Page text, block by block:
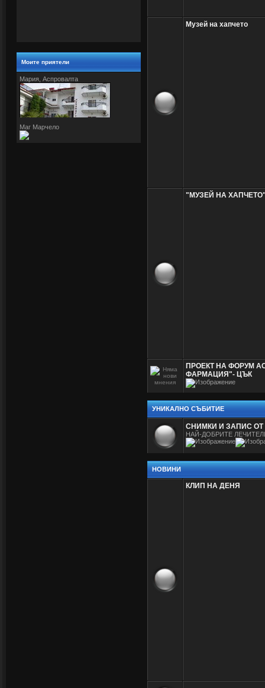
Моите приятели
Мария, Аспровалта
Маг Марчело
Музей на хапчето
"МУЗЕЙ НА
ПРОЕКТ НА ФОРУМ
ФАРМАЦИЯ"- ЦЪК
УНИКАЛНО СЪБИТИЕ
СНИМКИ И ЗАПИС ОТ
НАЙ-ДОБРИТЕ
НОВИНИ
КЛИП НА ДЕНЯ